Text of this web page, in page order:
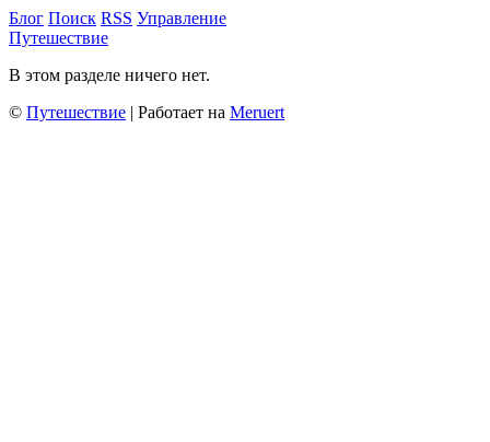
Блог Поиск RSS Управление
Путешествие
В этом разделе ничего нет.
© Путешествие | Работает на Meruert